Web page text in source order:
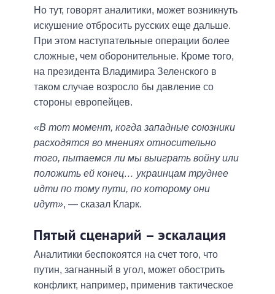
Но тут, говорят аналитики, может возникнуть
искушение отбросить русских еще дальше.
При этом наступательные операции более
сложные, чем оборонительные. Кроме того,
на президента Владимира Зеленского в
таком случае возросло бы давление со
стороны европейцев.
«В тот момент, когда западные союзники
расходятся во мнениях относительно
того, пытаемся ли мы выиграть войну или
положить ей конец… украинцам труднее
идти по тому пути, по которому они
идут», — сказал Кларк.
Пятый сценарий – эскалация
Аналитики беспокоятся на счет того, что
путин, загнанный в угол, может обострить
конфликт, например, применив тактическое